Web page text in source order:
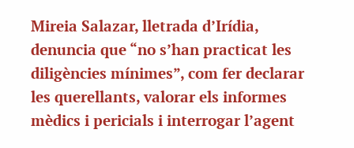
Mireia Salazar, lletrada d’Irídia,
denuncia que “no s’han practicat les
diligències mínimes”, com fer declarar
les querellants, valorar els informes
mèdics i pericials i interrogar l’agent